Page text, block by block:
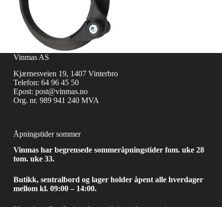
Vinmas AS
Kjærnesveien 19, 1407 Vinterbro
Telefon: 64 96 45 50
Epost: post@vinmas.no
Org. nr. 989 941 240 MVA
Åpningstider sommer
Vinmas har begrensede sommeråpningstider fom. uke 28
tom. uke 33.
Butikk, sentralbord og lager holder åpent alle hverdager
mellom kl. 09:00 – 14:00.